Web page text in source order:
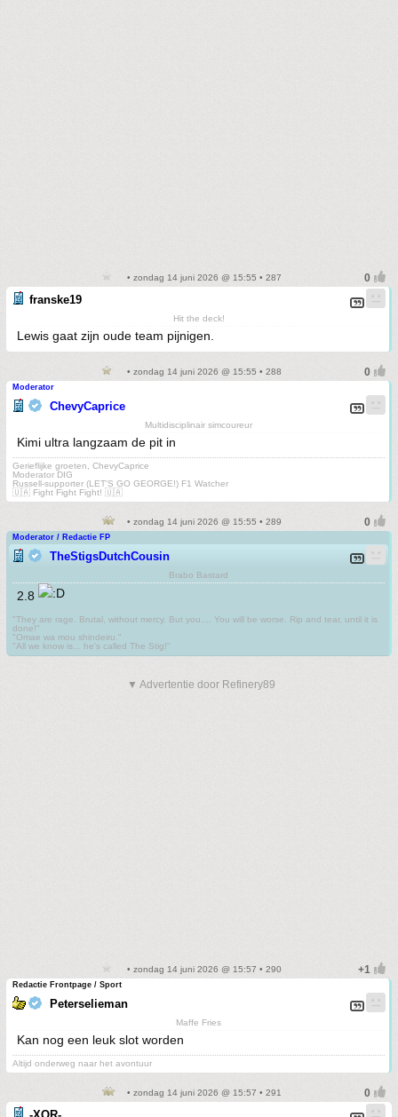
• zondag 14 juni 2026 @ 15:55 • 287
franske19
Hit the deck!
Lewis gaat zijn oude team pijnigen.
• zondag 14 juni 2026 @ 15:55 • 288
Moderator
ChevyCaprice
Multidisciplinair simcoureur
Kimi ultra langzaam de pit in
Gerieflijke groeten, ChevyCaprice
Moderator DIG
Russell-supporter (LET'S GO GEORGE!) F1 Watcher
🇺🇦 Fight Fight Fight! 🇺🇦
• zondag 14 juni 2026 @ 15:55 • 289
Moderator / Redactie FP
TheStigsDutchCousin
Brabo Bastard
2.8
"They are rage. Brutal, without mercy. But you.... You will be worse. Rip and tear, until it is
done!"
"Omae wa mou shindeiru."
"All we know is... he's called The Stig!"
▼ Advertentie door Refinery89
• zondag 14 juni 2026 @ 15:57 • 290
Redactie Frontpage / Sport
Peterselieman
Maffe Fries
Kan nog een leuk slot worden
Altijd onderweg naar het avontuur
• zondag 14 juni 2026 @ 15:57 • 291